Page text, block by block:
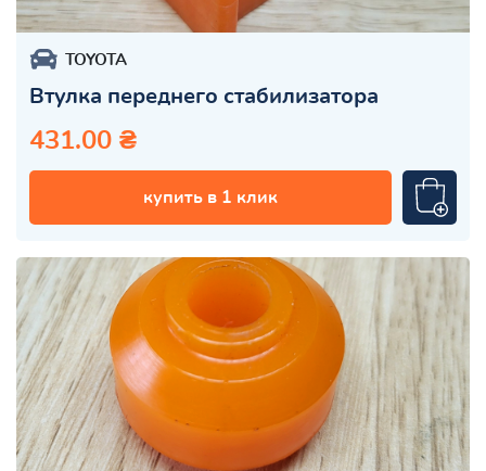
TOYOTA
Втулка переднего стабилизатора
431.00 ₴
купить в 1 клик